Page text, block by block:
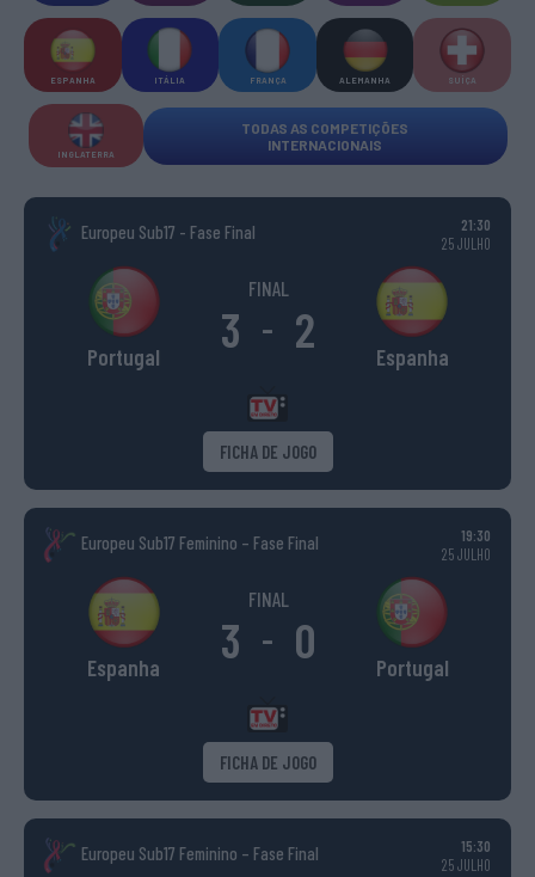
ESPANHA ITÁLIA FRANÇA ALEMANHA SUÍÇA
INGLATERRA
TODAS AS COMPETIÇÕES
INTERNACIONAIS
Europeu Sub17 - Fase Final
21:30
25 JULHO
Portugal
FINAL
3 - 2 Espanha
FICHA DE JOGO
Europeu Sub17 Feminino – Fase Final
19:30
25 JULHO
Espanha
FINAL
3 - 0 Portugal
FICHA DE JOGO
Europeu Sub17 Feminino – Fase Final
15:30
25 JULHO